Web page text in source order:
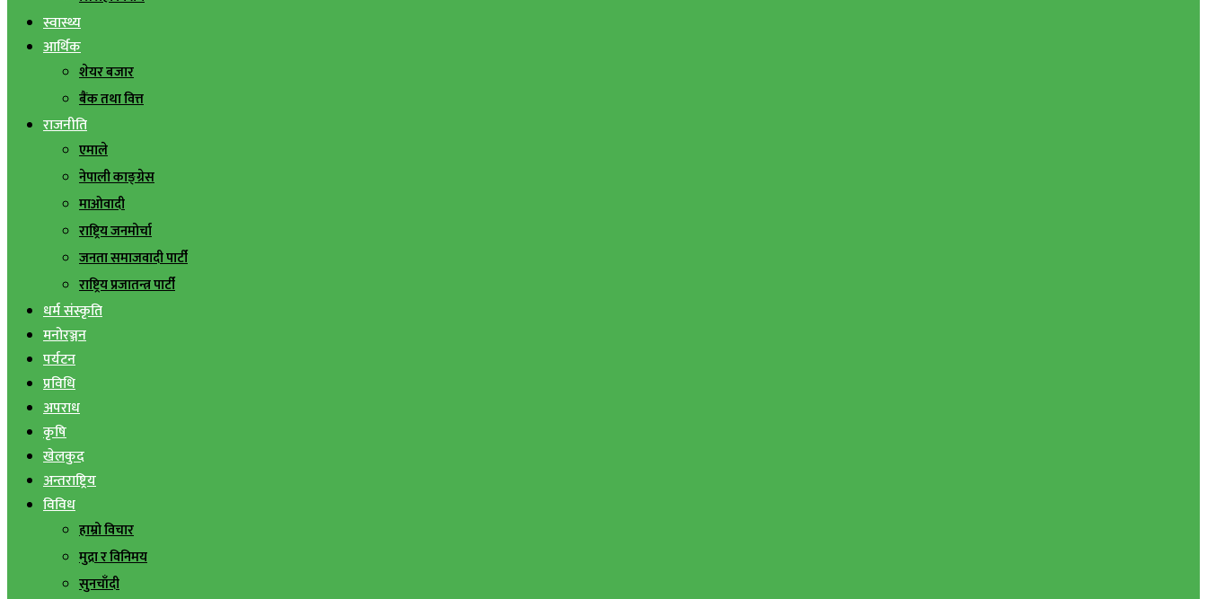
स्वास्थ्य
आर्थिक
शेयर बजार
बैंक तथा वित्त
राजनीति
एमाले
नेपाली काङ्ग्रेस
माओवादी
राष्ट्रिय जनमोर्चा
जनता समाजवादी पार्टी
राष्ट्रिय प्रजातन्त्र पार्टी
धर्म संस्कृति
मनोरञ्जन
पर्यटन
प्रविधि
अपराध
कृषि
खेलकुद
अन्तराष्ट्रिय
विविध
हाम्रो विचार
मुद्रा र विनिमय
सुनचाँदी